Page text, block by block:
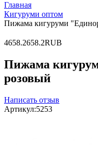
Главная
Кигуруми оптом
Пижама кигуруми
4658.2658.2RUB
Пижама
розовый
Написать отзыв
Артикул:5253